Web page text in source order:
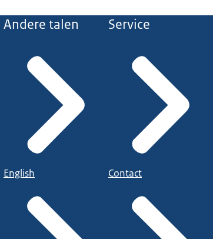
Andere talen
English
Service
Contact